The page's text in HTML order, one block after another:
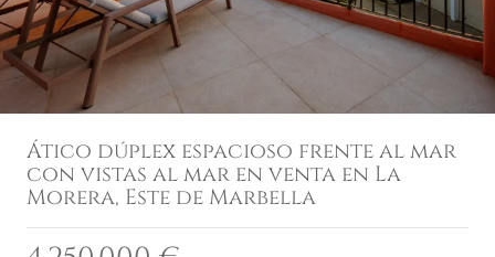
Ático dúplex espacioso frente al mar
con vistas al mar en venta en La
Morera, Este de Marbella